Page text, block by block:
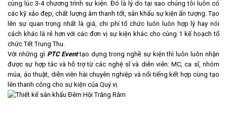
cùng lúc 3-4 chương trình sự kiện. Đó là lý do tại sao chúng tôi luôn có
các kỹ xảo đẹp, chất lượng âm thanh tốt, sân khấu sự kiện ấn tượng. Tạo
lên sự quan trọng nhất là giá, chi phí tổ chức luôn luôn hợp lý hay nói
cách khác là rẻ hơn với các đơn vị sự kiện khác cho cùng 1 kế hoạch tổ
chức Tết Trung Thu.
Với những gì PTC Eventtạo dựng trong nghề sự kiện thì luôn luôn nhận
được sự hợp tác và hỗ trợ từ các nghệ sĩ và diễn viên: MC, ca sĩ, nhóm
múa, ảo thuật, diễn viên hài chuyên nghiệp và nổi tiếng kết hợp cùng tạo
lên thanh công cho sự kiện của Quý vị.